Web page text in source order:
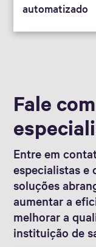
automatizado
Fale
Entre em
especialistas e
soluções
aumentar a
melhorar a
instituição de